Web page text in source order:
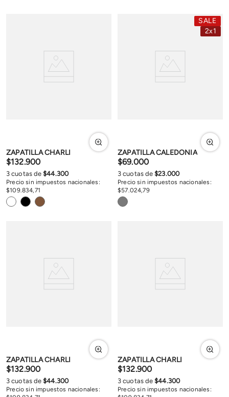
ZAPATILLA CHARLI
$132.900
Precio sin impuestos nacionales:
$109.834,71
3 cuotas de$44.300
SALE
2x1
ZAPATILLA CALEDONIA
$69.000
Precio sin impuestos nacionales:
$57.024,79
3 cuotas de$23.000
ZAPATILLA CHARLI
$132.900
Precio sin impuestos nacionales:
3 cuotas de$44.300
ZAPATILLA CHARLI
$132.900
Precio sin impuestos nacionales:
3 cuotas de$44.300